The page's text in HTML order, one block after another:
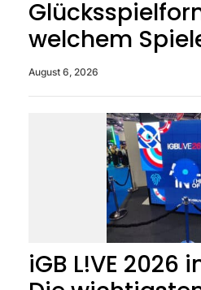
welchem
August 6, 2026
iGB L!VE 2026